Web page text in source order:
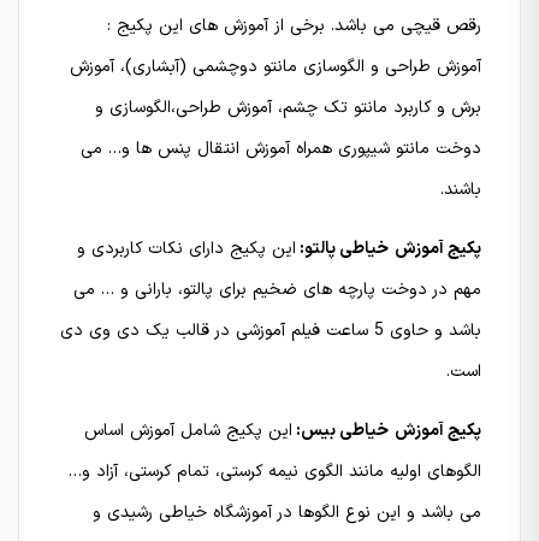
رقص قیچی می باشد. برخی از آموزش های این پکیج :
آموزش طراحی و الگوسازی مانتو دوچشمی (آبشاری)، آموزش
برش و کاربرد مانتو تک چشم، آموزش طراحی،الگوسازی و
دوخت مانتو شیپوری همراه آموزش انتقال پنس ها و… می
باشند.
پکیج آموزش خیاطیپالتو: این پکیج دارای نکات کاربردی و
مهم در دوخت پارچه های ضخیم برای پالتو، بارانی و … می
باشد و حاوی 5 ساعت فیلم آموزشی در قالب یک دی وی دی
است.
پکیج آموزش خیاطی بیس: این پکیج شامل آموزش اساس
الگوهای اولیه مانند الگوی نیمه کرستی، تمام کرستی، آزاد و…
می باشد و این نوع الگوها در آموزشگاه خیاطی رشیدی و